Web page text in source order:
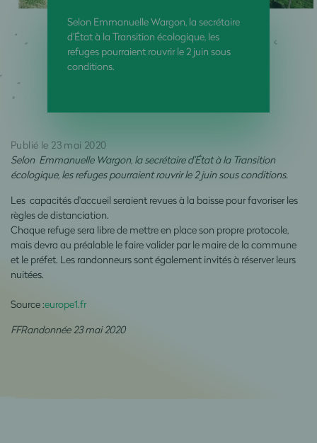
Selon Emmanuelle Wargon, la secrétaire
d’État à la Transition écologique, les
refuges pourraient rouvrir le 2 juin sous
conditions.
Publié le 23 mai 2020
Selon Emmanuelle Wargon, la secrétaire d’État à la Transition
écologique, les refuges pourraient rouvrir le 2 juin sous conditions.
Les capacités d'accueil seraient revues à la baisse pour favoriser les
règles de distanciation.
Chaque refuge sera libre de mettre en place son propre protocole,
mais devra au préalable le faire valider par le maire de la commune
et le préfet. Les randonneurs sont également invités à réserver leurs
nuitées.
Source :europe1.fr
FFRandonnée 23 mai 2020